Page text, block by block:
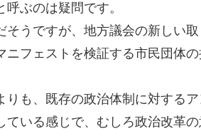
ぶのは疑問です。
そうですが、地方議会の新しい
ニフェストを検証する市民団体
りも、既存の政治体制に対する
いる感じで、むしろ政治改革の